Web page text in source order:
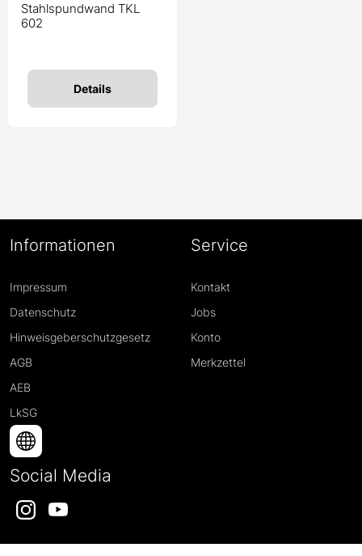
Stahlspundwand TKL
602
Details
Informationen
Impressum
Datenschutz
Hinweisgeberschutzgesetz
AGB
AEB
LkSG
Service
Kontakt
Jobs
Konto
Merkzettel
Social Media
InstagramYouTube